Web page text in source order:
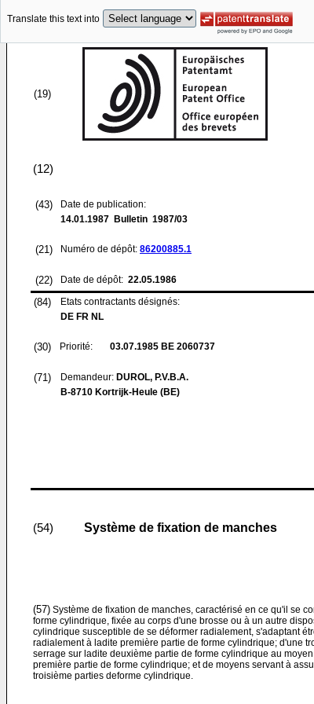
Translate this text into
(19)
(12)
(43)
Date de publication:
14.01.1987 Bulletin 1987/03
(21) Numéro de dépôt: 86200885.1
(22) Date de dépôt: 22.05.1986
(84)
Etats contractants désignés:
DE FR NL
(30) Priorité: 03.07.1985 BE 2060737
(71) Demandeur: DUROL, P.V.B.A.
B-8710 Kortrijk-Heule (BE)
(54) Système de fixation de manches
(57) Système de fixation de manches, caractérisé en ce qu'il se
forme cylindrique, fixée au corps d'une brosse ou à un autre
cylindrique susceptible de se déformer radialement, s'adaptant
radialement à ladite première partie de forme cylindrique; d'une
serrage sur ladite deuxième partie de forme cylindrique au
première partie de forme cylindrique; et de moyens servant à
troisième parties deforme cylindrique.